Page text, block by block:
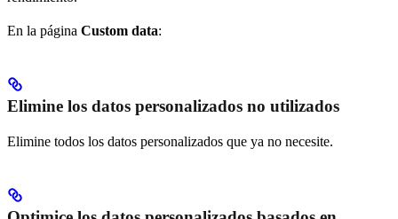
En la página Custom data:
Elimine los datos personalizados no utilizados
Elimine todos los datos personalizados que ya no necesite.